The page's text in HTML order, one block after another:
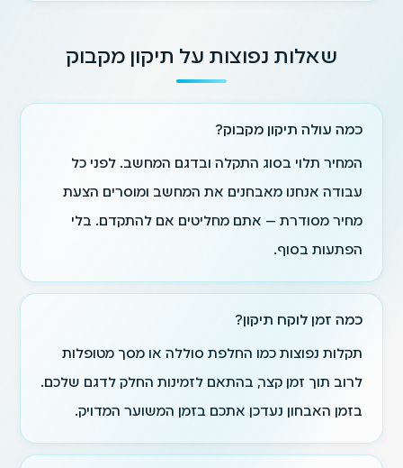
שאלות נפוצות על תיקון מקבוק
כמה עולה תיקון מקבוק?
המחיר תלוי בסוג התקלה ובדגם המחשב. לפני כל
עבודה אנחנו מאבחנים את המחשב ומוסרים הצעת
מחיר מסודרת — אתם מחליטים אם להתקדם. בלי
הפתעות בסוף.
כמה זמן לוקח תיקון?
תקלות נפוצות כמו החלפת סוללה או מסך מטופלות
לרוב תוך זמן קצר, בהתאם לזמינות החלק לדגם שלכם.
בזמן האבחון נעדכן אתכם בזמן המשוער המדויק.